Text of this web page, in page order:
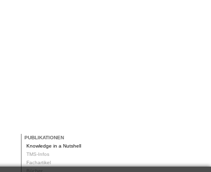
PUBLIKATIONEN
Knowledge in a Nutshell
TMS-Infos
Fachartikel
Bücher